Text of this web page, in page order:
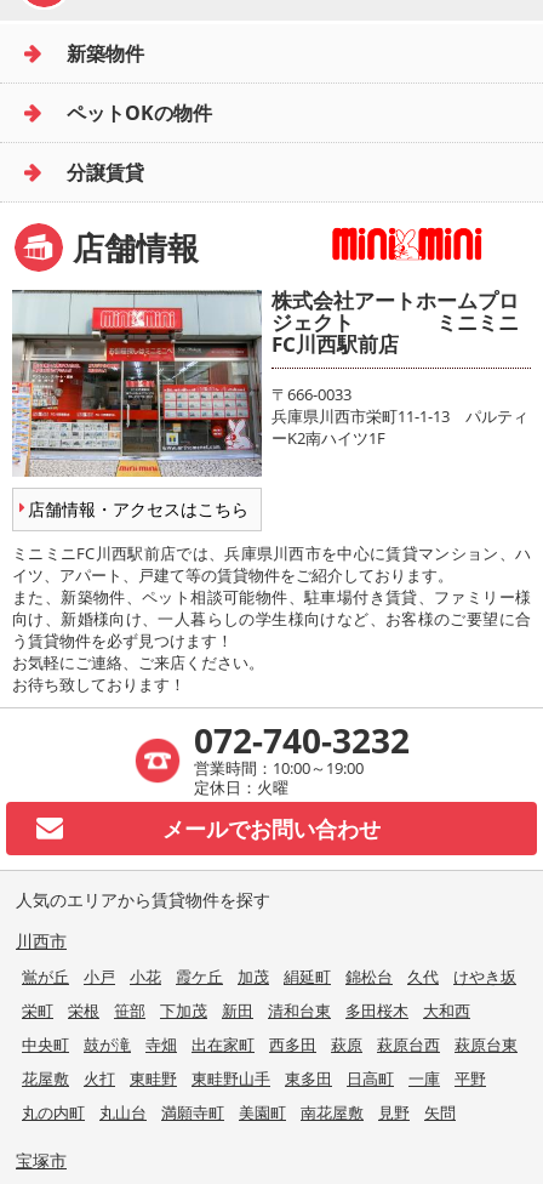
新築物件
ペットOKの物件
分譲賃貸
店舗情報
店舗情報・アクセスはこちら
株式会社アートホームプロ
ジェクト ミニミニ
FC川西駅前店
〒666-0033
兵庫県川西市栄町11-1-13 パルティ
ーK2南ハイツ1F
ミニミニFC川西駅前店では、兵庫県川西市を中心に賃貸マンション、ハ
イツ、アパート、戸建て等の賃貸物件をご紹介しております。
また、新築物件、ペット相談可能物件、駐車場付き賃貸、ファミリー様
向け、新婚様向け、一人暮らしの学生様向けなど、お客様のご要望に合
う賃貸物件を必ず見つけます！
お気軽にご連絡、ご来店ください。
お待ち致しております！
072-740-3232
営業時間：10:00～19:00
定休日：火曜
メールでお問い合わせ
人気のエリアから賃貸物件を探す
川西市
鴬が丘 小戸 小花 霞ケ丘 加茂 絹延町 錦松台 久代
けやき坂
栄町
栄根 笹部 下加茂 新田 清和台東 多田桜木
大和西
中央町
鼓が滝 寺畑 出在家町 西多田 萩原 萩原台西
萩原台東
花屋敷
火打 東畦野 東畦野山手 東多田 日高町 一庫
平野
丸の内町
丸山台 満願寺町 美園町 南花屋敷 見野 矢問
宝塚市